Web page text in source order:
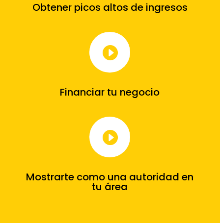
Obtener picos altos de ingresos

Financiar tu negocio

Mostrarte como una autoridad en
tu área